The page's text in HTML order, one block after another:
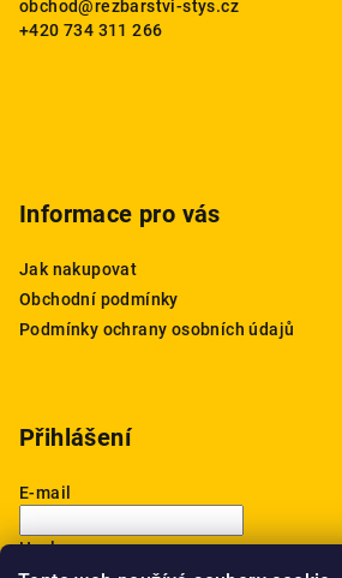
obchod@rezbarstvi-stys.cz
+420 734 311 266
Informace pro vás
Jak nakupovat
Obchodní podmínky
Podmínky ochrany osobních údajů
Přihlášení
E-mail
Heslo